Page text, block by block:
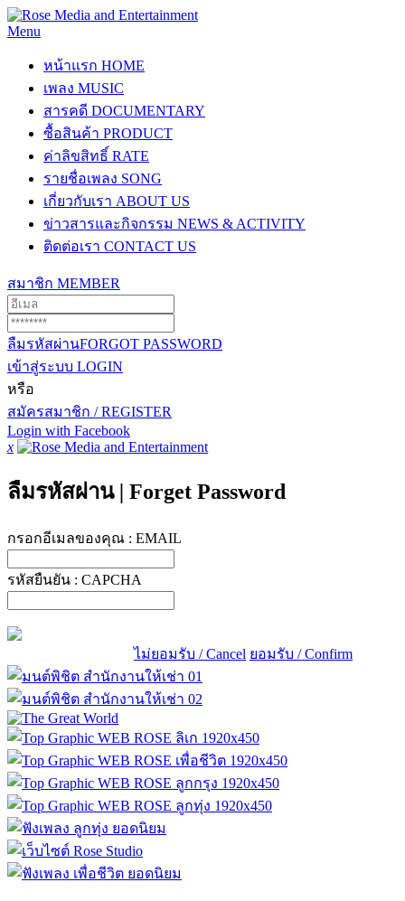
Menu
หน้าแรก HOME
เพลง MUSIC
สารคดี DOCUMENTARY
ซื้อสินค้า PRODUCT
ค่าลิขสิทธิ์ RATE
รายชื่อเพลง SONG
เกี่ยวกับเรา ABOUT US
ข่าวสารและกิจกรรม NEWS & ACTIVITY
ติดต่อเรา CONTACT US
สมาชิก MEMBER
ลืมรหัสผ่านFORGOT PASSWORD
เข้าสู่ระบบ LOGIN
หรือ
สมัครสมาชิก / REGISTER
Login with Facebook
x
ลืมรหัสผ่าน | Forget Password
กรอกอีเมลของคุณ : EMAIL
รหัสยืนยัน : CAPCHA
ไม่ยอมรับ / Cancel ยอมรับ / Confirm